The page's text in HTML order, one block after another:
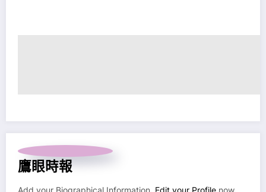
鷹眼時報
Add your Biographical Information. Edit your Profile now.